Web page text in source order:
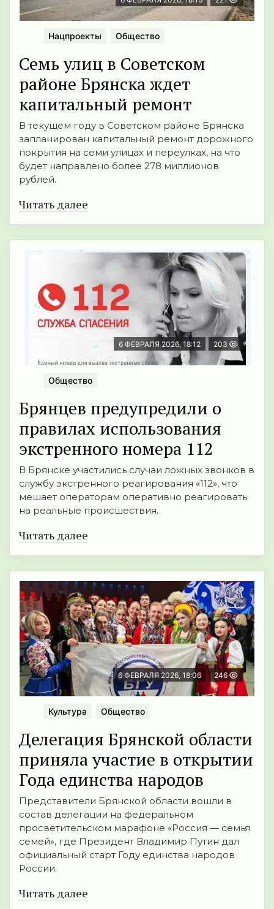
Нацпроекты Общество
Семь улиц в Советском
районе Брянска ждет
капитальный ремонт
В текущем году в Советском районе Брянска
запланирован капитальный ремонт дорожного
покрытия на семи улицах и переулках, на что
будет направлено более 278 миллионов
рублей.
Читать далее
6 ФЕВРАЛЯ 2026, 18:12 203
Общество
Брянцев предупредили о
правилах использования
экстренного номера 112
В Брянске участились случаи ложных звонков в
службу экстренного реагирования «112», что
мешает операторам оперативно реагировать
на реальные происшествия.
Читать далее
6 ФЕВРАЛЯ 2026, 18:06 246
Культура Общество
Делегация Брянской области
приняла участие в открытии
Года единства народов
Представители Брянской области вошли в
состав делегации на федеральном
просветительском марафоне «Россия — семья
семей», где Президент Владимир Путин дал
официальный старт Году единства народов
России.
Читать далее